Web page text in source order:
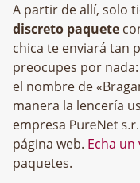
A partir de allí, solo
discreto paquete
chica te enviará tan
preocupes por
el nombre de
manera la lencería
empresa
página web. Echa un
paquetes.